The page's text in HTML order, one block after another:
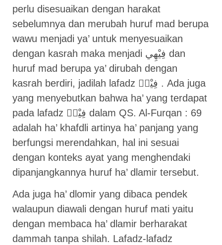
perlu disesuaikan dengan harakat
sebelumnya dan merubah huruf mad berupa
wawu menjadi ya’ untuk menyesuaikan
dengan kasrah maka menjadi فِيْهِي dan
huruf mad berupa ya’ dirubah dengan
kasrah berdiri, jadilah lafadz فِيْهٖ . Ada juga
yang menyebutkan bahwa ha’ yang terdapat
pada lafadz فِيْهٖ dalam QS. Al-Furqan : 69
adalah ha’ khafdli artinya ha’ panjang yang
berfungsi merendahkan, hal ini sesuai
dengan konteks ayat yang menghendaki
dipanjangkannya huruf ha’ dlamir tersebut.
Ada juga ha’ dlomir yang dibaca pendek
walaupun diawali dengan huruf mati yaitu
dengan membaca ha’ dlamir berharakat
dammah tanpa shilah. Lafadz-lafadz